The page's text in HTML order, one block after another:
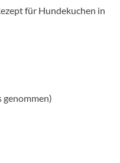
für Hundekuchen in
genommen)